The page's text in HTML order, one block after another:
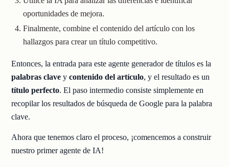
oportunidades de mejora.
Finalmente, combine el contenido del artículo con los
hallazgos para crear un título competitivo.
Entonces, la entrada para este agente generador de títulos es la
palabras clave ycontenido del artículo, y el resultado es un
título perfecto. El paso intermedio consiste simplemente en
recopilar los resultados de búsqueda de Google para la palabra
clave.
Ahora que tenemos claro el proceso, ¡comencemos a construir
nuestro primer agente de IA!